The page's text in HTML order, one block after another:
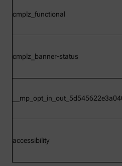
cmplz_functional
cmplz_banner-status
accessibility